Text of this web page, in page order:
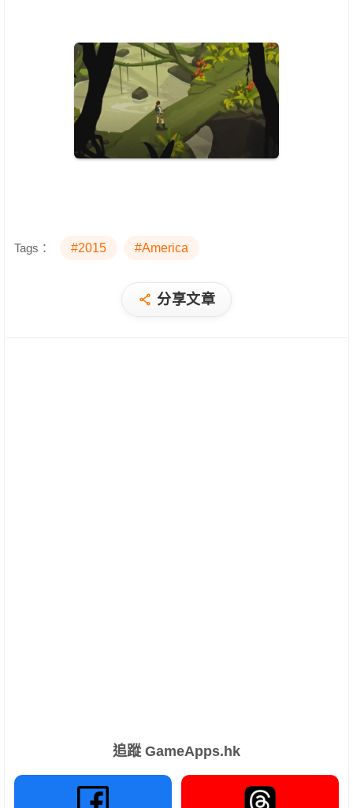
Tags： #2015 #America
分享文章
追蹤 GameApps.hk